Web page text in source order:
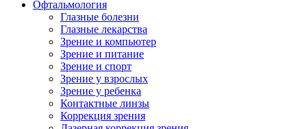
Офтальмология
Глазные болезни
Глазные лекарства
Зрение и компьютер
Зрение и питание
Зрение и спорт
Зрение у взрослых
Зрение у ребенка
Контактные линзы
Коррекция зрения